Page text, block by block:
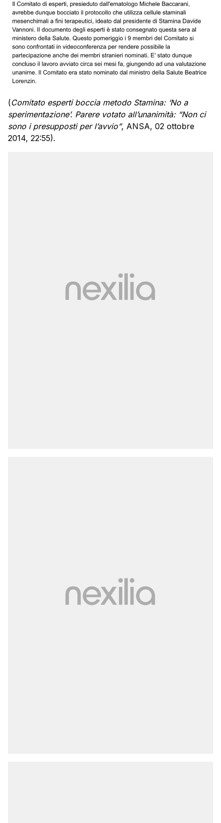
(Comitato esperti boccia metodo Stamina: ‘No a
sperimentazione’. Parere votato all’unanimità: “Non ci
sono i presupposti per l’avvio”, ANSA, 02 ottobre
2014, 22:55).